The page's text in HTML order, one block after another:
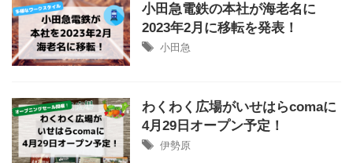
小田急電鉄の本社が海老名に
2023年2月に移転を発表！
小田急
わくわく広場がいせはらcomaに
4月29日オープン予定！
伊勢原